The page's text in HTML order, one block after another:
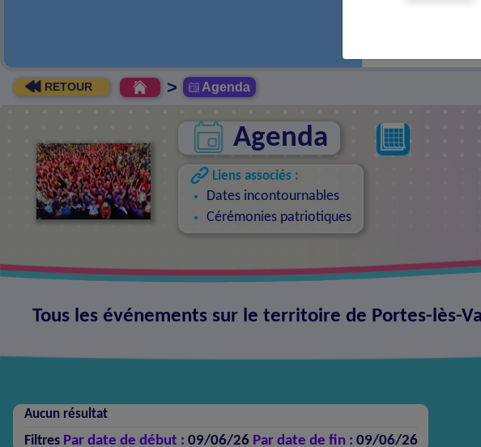
RETOUR > Agenda
Agenda
Liens associés :
Dates incontournables
Cérémonies patriotiques
Tous les événements sur le territoire de Portes-lès-
Aucun résultat
Filtres Par date de début : 09/06/26 Par date de fin : 09/06/26